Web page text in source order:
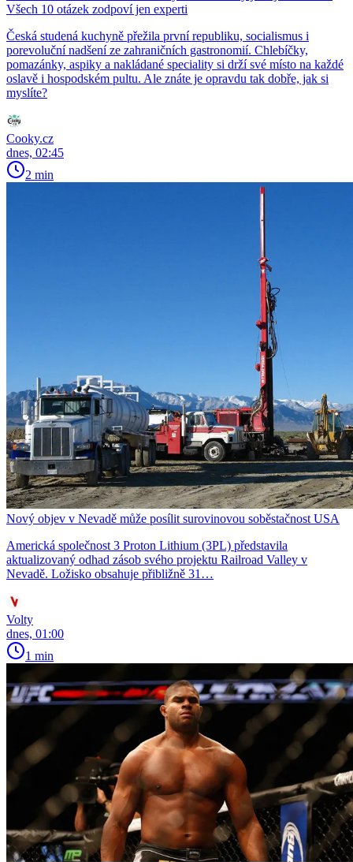
Všech 10 otázek zodpoví jen experti
Česká studená kuchyně přežila první republiku, socialismus i
porevoluční nadšení ze zahraničních gastronomií. Chlebíčky,
pomazánky, aspiky a nakládané speciality si drží své místo na každé
oslavě i hospodském pultu. Ale znáte je opravdu tak dobře, jak si
myslíte?
Cooky.cz
dnes, 02:45
2 min
Nový objev v Nevadě může posílit surovinovou soběstačnost USA
Americká společnost 3 Proton Lithium (3PL) představila
aktualizovaný odhad zásob svého projektu Railroad Valley v
Nevadě. Ložisko obsahuje přibližně 31…
Volty
dnes, 01:00
1 min